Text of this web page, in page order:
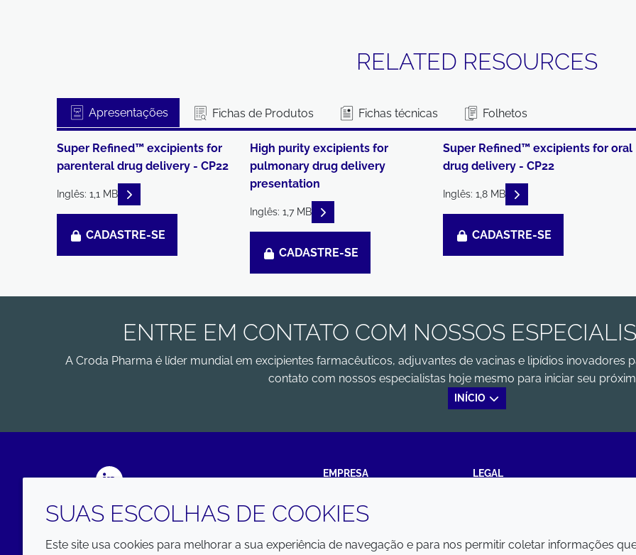
RELATED RESOURCES
Apresentações Fichas de Produtos Fichas técnicas Folhetos
Super Refined™ excipients for
parenteral drug delivery - CP22
Inglês: 1,1 MB READ DESCRIPTIONS
CADASTRE-SE
High purity excipients for
pulmonary drug delivery
presentation
Inglês: 1,7 MB READ DESCRIPTIONS
CADASTRE-SE
Super Refined™ excipients for oral
drug delivery - CP22
Inglês: 1,8 MB READ DESCRIPTIONS
CADASTRE-SE
ENTRE EM CONTATO COM NOSSOS
A Croda Pharma é líder mundial em excipientes farmacêuticos, adjuvantes de vacinas e lipídios inovadores
contato com nossos especialistas hoje mesmo para iniciar seu
INÍCIO
EMPRESA
Annual Report
LEGAL
SUAS ESCOLHAS DE COOKIES
Este site usa cookies para melhorar a sua experiência de navegação e para nos permitir coletar informações